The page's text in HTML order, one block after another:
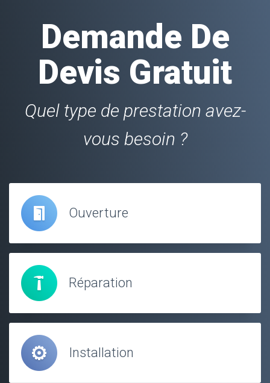
Demande De
Devis Gratuit
Quel type de prestation avez-
vous besoin ?
Ouverture
Réparation
Installation